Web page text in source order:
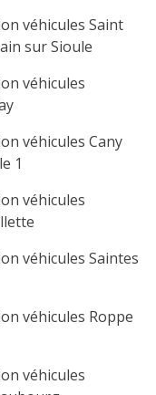
véhicules Saint
sur Sioule
véhicules
véhicules Cany
1
véhicules
véhicules Saintes
véhicules Roppe
véhicules